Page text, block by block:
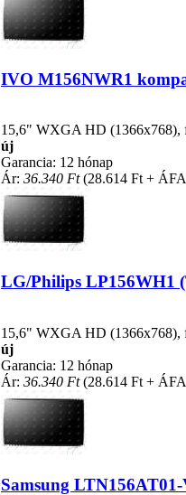
IVO M156NWR1
15,6" WXGA HD (1366x768),
új
Garancia: 12 hónap
Ár: 36.340 Ft(28.614 Ft +
LG/Philips LP156WH1
15,6" WXGA HD (1366x768),
új
Garancia: 12 hónap
Ár: 36.340 Ft(28.614 Ft +
Samsung